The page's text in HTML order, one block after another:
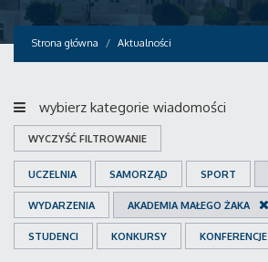
Strona główna Aktualności
wybierz kategorie wiadomości
WYCZYŚĆ FILTROWANIE
UCZELNIA SAMORZĄD SPORT
WYDARZENIA AKADEMIA MAŁEGO ŻAKA
STUDENCI KONKURSY KONFERENCJE